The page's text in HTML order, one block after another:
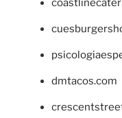
dmtacos.com